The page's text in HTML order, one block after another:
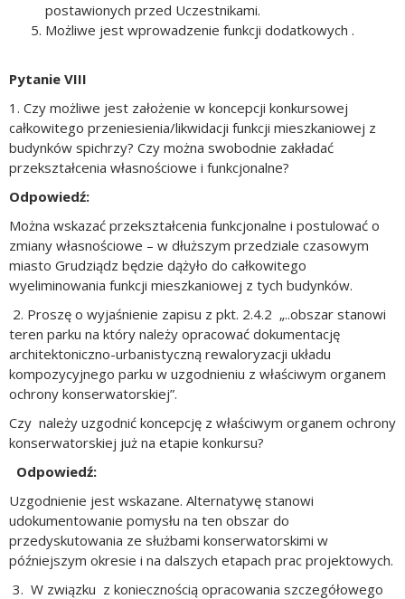
postawionych przed Uczestnikami.
Możliwe jest wprowadzenie funkcji dodatkowych .
Pytanie VIII
1. Czy możliwe jest założenie w koncepcji konkursowej
całkowitego przeniesienia/likwidacji funkcji mieszkaniowej z
budynków spichrzy? Czy można swobodnie zakładać
przekształcenia własnościowe i funkcjonalne?
Odpowiedź:
Można wskazać przekształcenia funkcjonalne i postulować o
zmiany własnościowe – w dłuższym przedziale czasowym
miasto Grudziądz będzie dążyło do całkowitego
wyeliminowania funkcji mieszkaniowej z tych budynków.
2. Proszę o wyjaśnienie zapisu z pkt. 2.4.2 „..obszar stanowi
teren parku na który należy opracować dokumentację
architektoniczno-urbanistyczną rewaloryzacji układu
kompozycyjnego parku w uzgodnieniu z właściwym organem
ochrony konserwatorskiej”.
Czy należy uzgodnić koncepcję z właściwym organem ochrony
konserwatorskiej już na etapie konkursu?
Odpowiedź:
Uzgodnienie jest wskazane. Alternatywę stanowi
udokumentowanie pomysłu na ten obszar do
przedyskutowania ze służbami konserwatorskimi w
późniejszym okresie i na dalszych etapach prac projektowych.
3. W związku z koniecznością opracowania szczegółowego